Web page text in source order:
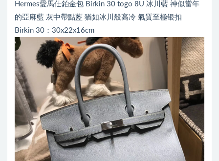
Hermes愛馬仕鉑金包 Birkin 30 togo 8U 冰川藍 神似當年
的亞麻藍 灰中帶點藍 猶如冰川般高冷 氣質至極银扣
Birkin 30：30x22x16cm